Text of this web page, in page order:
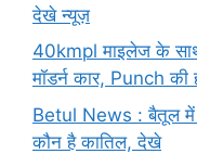
देखे न्यूज़
40kmpl माइलेज के
मॉडर्न कार, Punch की
Betul News : बैतूल में
कौन है कातिल, देखे